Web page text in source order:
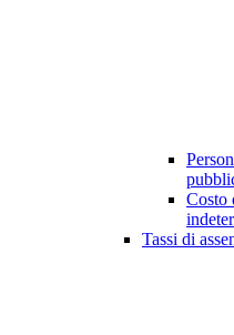
Costo
Tassi di